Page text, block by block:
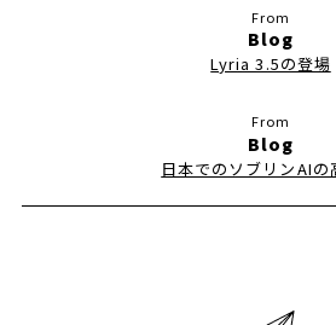
Blog
Lyria 3.5の登場
Blog
日本でのソブリンAIの